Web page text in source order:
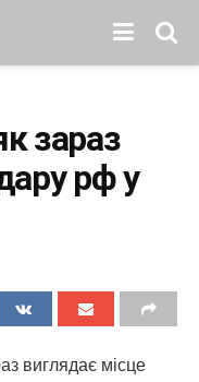
зараз
рф у
виглядає місце